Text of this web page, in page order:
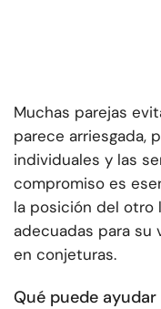
Muchas parejas
parece arriesgada,
individuales y las
compromiso es
la posición del otro
adecuadas para su
en conjeturas.
Qué puede ayudar